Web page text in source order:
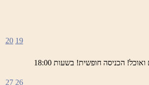
ימי חמישי באתר השחזור בראש פינה מוזמנים לחוויה תרבותית, להנות מהיופי של ראש פינה העתיקה, עם שלל גלריות, דוכנים, הופעות חיות, בירה, ופעילות לילדים ואוכל! הכניסה חופשית! בשעות 18:00
19
20
26
27